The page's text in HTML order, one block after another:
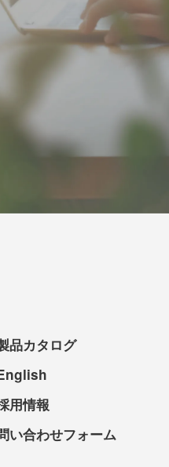
品カタログ
用情報
い合わせフォーム